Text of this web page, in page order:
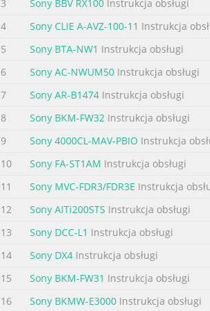
following countries or areas. Australia,
Malaysia, Netherlands, New Zealand,
Streszczenie treści zawartej na
The REN is used to determine the quantity
the number of devices that may be
maximum REN for the calling area. If the
Streszczenie treści zawartej na
Before installing this equipment, users
The equipment must also be installed
designated by the supplier. Any repairs or
3
Sony BBV RX100 Instrukcja obsługi
4
Sony CLIE A-AVZ-100-11 Instrukcja
5
Sony BTA-NW1 Instrukcja obsługi
6
Sony AC-NWUM50 Instrukcja obsługi
7
Sony AR-B1474 Instrukcja obsługi
8
Sony BKM-FW32 Instrukcja obsługi
9
Sony 4000CL-MAV-PBIO Instrukcja
10
Sony FA-ST1AM Instrukcja obsługi
11
Sony MVC-FDR3/FDR3E Instrukcja
12
Sony AITi200STS Instrukcja obsługi
13
Sony DCC-L1 Instrukcja obsługi
14
Sony DX4 Instrukcja obsługi
15
Sony BKM-FW31 Instrukcja obsługi
16
Sony BKMW-E3000 Instrukcja obsługi